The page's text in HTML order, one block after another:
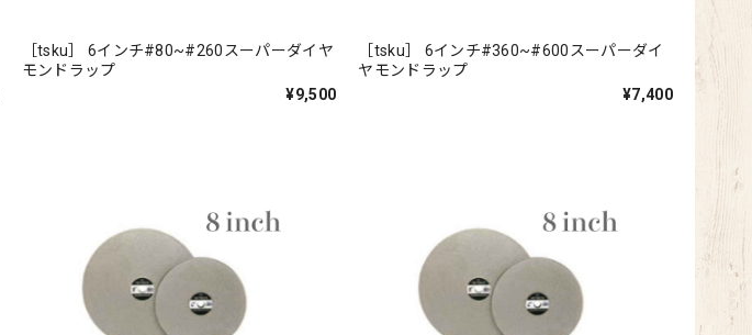
［tsku］ 6インチ#80~#260スーパーダイヤ
モンドラップ
¥9,500
［tsku］ 6インチ#360~#600スーパーダイ
ヤモンドラップ
¥7,400